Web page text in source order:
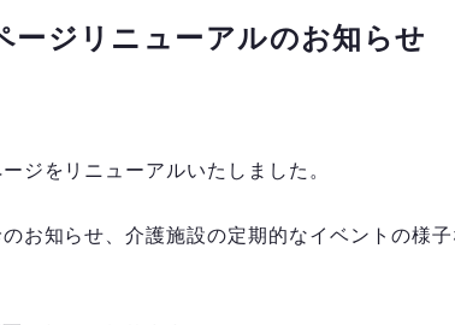
ージリニューアルのお知らせ
ジをリニューアルいたしました。
お知らせ、介護施設の定期的なイベントの様